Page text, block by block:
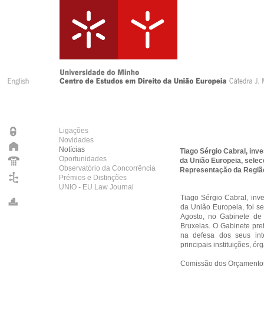
Ligações
Novidades
Notícias
Oportunidades
Observatório da Concorrência
Prémios e Distinções
UNIO - EU Law Journal
Tiago Sérgio Cabral,
da União Europeia,
Representação da
Tiago Sérgio Cabral,
da União Europeia, foi
Agosto, no Gabinete
Bruxelas. O Gabinete
na defesa dos seus
principais instituições,
Comissão dos